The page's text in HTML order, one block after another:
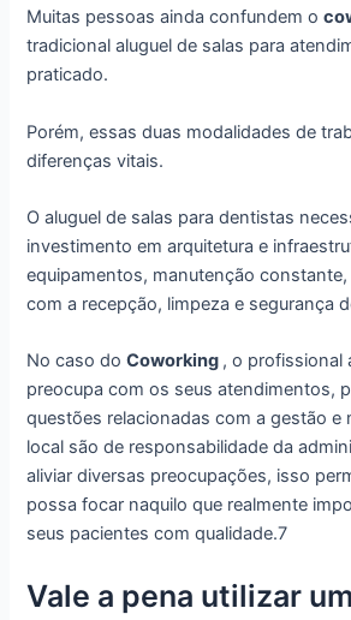
Muitas pessoas ainda confundem o
tradicional aluguel de salas para
praticado.
Porém, essas duas modalidades de
diferenças vitais.
O aluguel de salas para dentistas
investimento em arquitetura e
equipamentos, manutenção
com a recepção, limpeza e segurança
No caso doCoworking , o profissional
preocupa com os seus atendimentos,
questões relacionadas com a gestão e
local são de responsabilidade da
aliviar diversas preocupações, isso
possa focar naquilo que realmente
seus pacientes com qualidade.7
Vale a pena utilizar um